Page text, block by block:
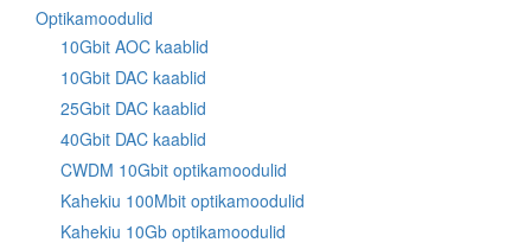
Optikamoodulid
10Gbit AOC kaablid
10Gbit DAC kaablid
25Gbit DAC kaablid
40Gbit DAC kaablid
CWDM 10Gbit optikamoodulid
Kahekiu 100Mbit optikamoodulid
Kahekiu 10Gb optikamoodulid